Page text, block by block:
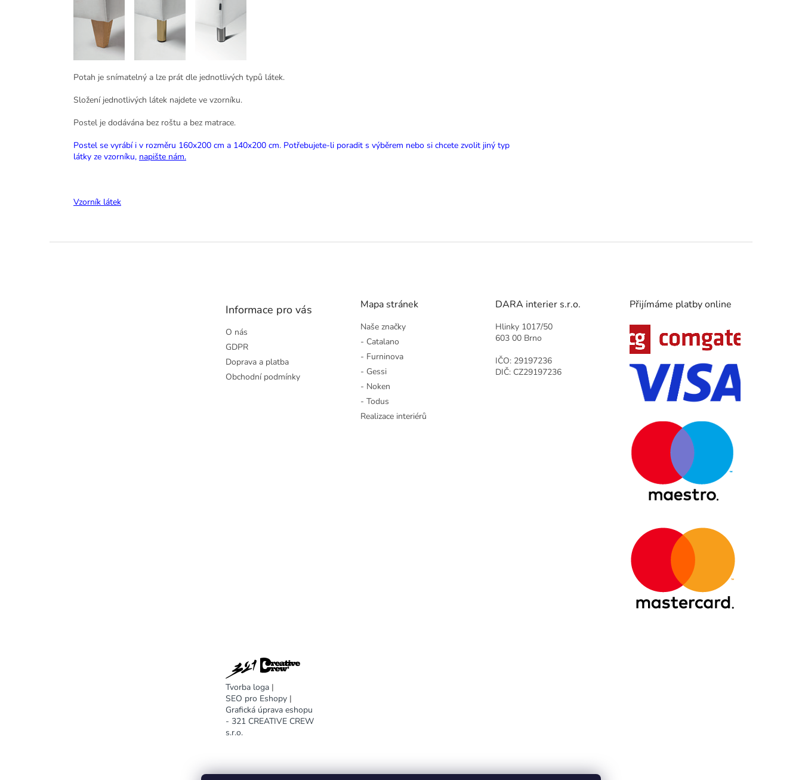
Potah je snímatelný a lze prát dle jednotlivých typů látek.
Složení jednotlivých látek najdete ve vzorníku.
Postel je dodávána bez roštu a bez matrace.
Postel se vyrábí i v rozměru 160x200 cm a 140x200 cm. Potřebujete-li poradit s výběrem nebo si chcete zvolit jiný typ
látky ze vzorníku, napište nám.
Vzorník látek
Informace pro vás
O nás
GDPR
Doprava a platba
Obchodní podmínky
Mapa stránek
Naše značky
- Catalano
- Furninova
- Gessi
- Noken
- Todus
Realizace interiérů
DARA interier s.r.o.
Hlinky 1017/50
603 00 Brno
IČO: 29197236
DIČ: CZ29197236
Přijímáme platby online
Tvorba loga |
SEO pro Eshopy |
Grafická úprava eshopu
- 321 CREATIVE CREW
s.r.o.